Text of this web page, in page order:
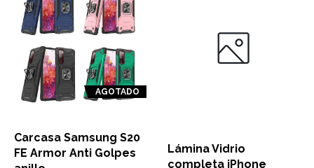
AGOTADO
Carcasa Samsung S20
FE Armor Anti Golpes
Lámina Vidrio
completa iPhone